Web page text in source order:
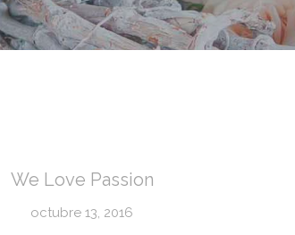
We Love Passion
octubre 13, 2016